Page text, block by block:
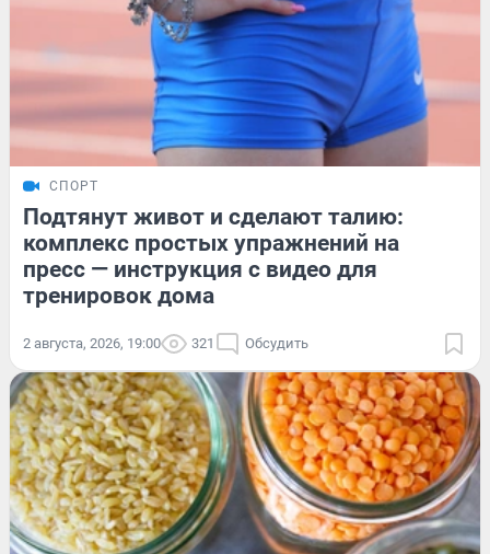
СПОРТ
Подтянут живот и сделают талию:
комплекс простых упражнений на
пресс — инструкция с видео для
тренировок дома
2 августа, 2026, 19:00 321 Обсудить